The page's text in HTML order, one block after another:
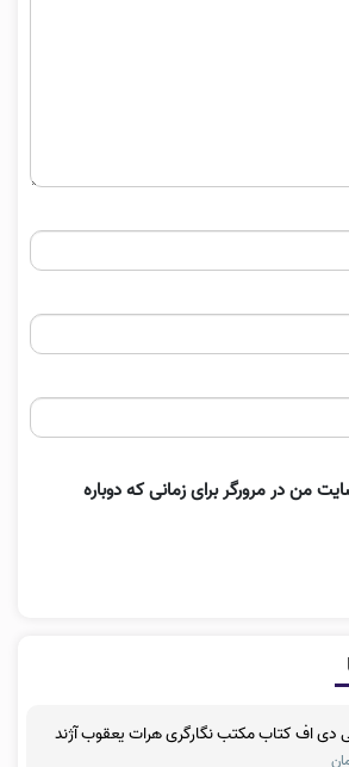
من در مرورگر برای زمانی که دوباره
دی اف کتاب مکتب نگارگری هرات یعقوب آژند